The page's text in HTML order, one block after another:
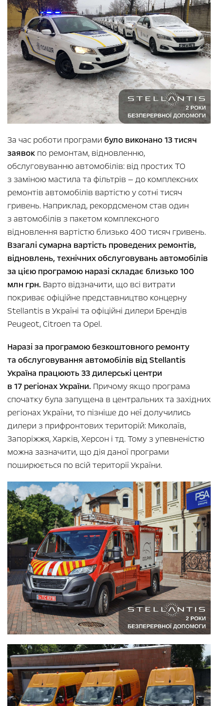
За час роботи програми було виконано 13 тисяч
заявок по ремонтам, відновленню,
обслуговуванню автомобілів: від простих ТО
з заміною мастила та фільтрів — до комплексних
ремонтів автомобілів вартістю у сотні тисяч
гривень. Наприклад, рекордсменом став один
з автомобілів з пакетом комплексного
відновлення вартістю близько 400 тисяч гривень.
Взагалі сумарна вартість проведених ремонтів,
відновлень, технічних обслуговувань автомобілів
за цією програмою наразі складає близько 100
млн грн. Варто відзначити, що всі витрати
покриває офіційне представництво концерну
Stellantis в Україні та офіційні дилери Брендів
Peugeot, Citroen та Opel.
Наразі за програмою безкоштовного ремонту
та обслуговування автомобілів від Stellantis
Україна працюють 33 дилерські центри
в 17 регіонах України. Причому якщо програма
спочатку була запущена в центральних та західних
регіонах України, то пізніше до неї долучились
дилери з прифронтових територій: Миколаїв,
Запоріжжя, Харків, Херсон і тд. Тому з упевненістю
можна зазначити, що дія даної програми
поширюється по всій території України.